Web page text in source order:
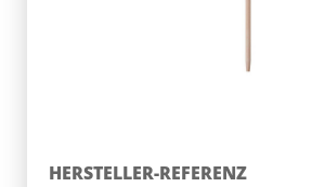
HERSTELLER-REFERENZ